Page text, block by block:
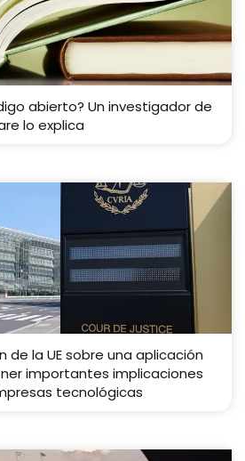
abierto? Un investigador de
lo explica
de la UE sobre una aplicación
importantes implicaciones
tecnológicas